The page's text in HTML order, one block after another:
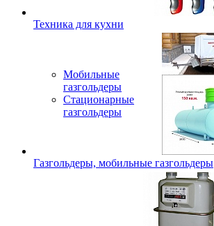
Техника для кухни
Мобильные
газгольдеры
Стационарные
газгольдеры
Газгольдеры, мобильные газгольдеры